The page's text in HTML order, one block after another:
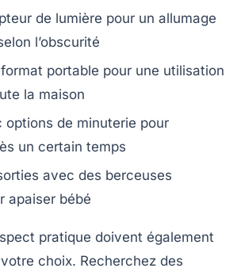
de lumière pour un allumage
l’obscurité
format portable pour une utilisation
la maison
options de minuterie pour
un certain temps
avec des berceuses
apaiser bébé
pratique doivent également
choix. Recherchez des